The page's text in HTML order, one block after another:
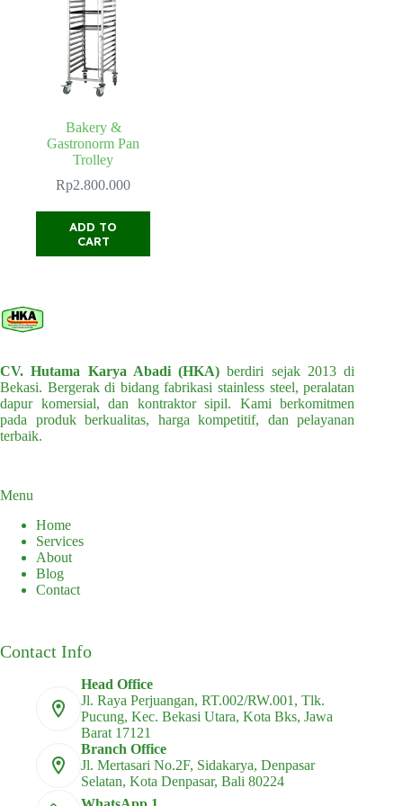
Bakery &
Gastronorm Pan
Trolley
Rp2.800.000
ADD TO
CART
CV. Hutama Karya Abadi (HKA) berdiri sejak 2013 di
Bekasi. Bergerak di bidang fabrikasi stainless steel, peralatan
dapur komersial, dan kontraktor sipil. Kami berkomitmen
pada produk berkualitas, harga kompetitif, dan pelayanan
terbaik.
Menu
Home
Services
About
Blog
Contact
Contact Info
Head Office
Jl. Raya Perjuangan, RT.002/RW.001, Tlk.
Pucung, Kec. Bekasi Utara, Kota Bks, Jawa
Barat 17121
Branch Office
Jl. Mertasari No.2F, Sidakarya, Denpasar
Selatan, Kota Denpasar, Bali 80224